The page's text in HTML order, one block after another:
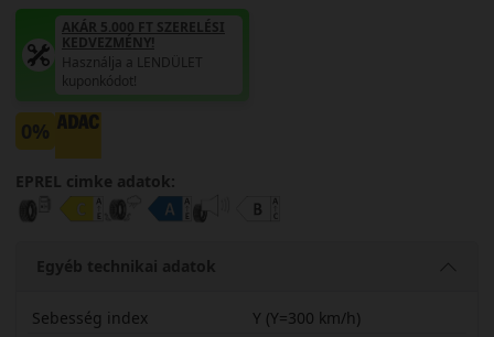
AKÁR 5.000 FT SZERELÉSI
KEDVEZMÉNY!
Használja a LENDÜLET
kuponkódot!
0%
EPREL cimke adatok:
Egyéb technikai adatok
Sebesség index
Y (Y=300 km/h)